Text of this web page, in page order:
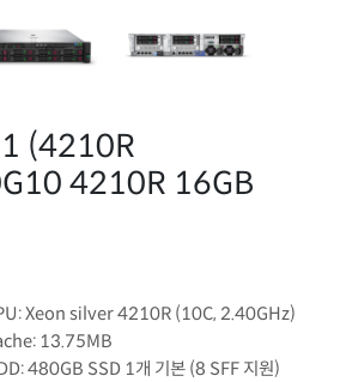
(4210R
4210R 16GB
Xeon silver 4210R (10C, 2.40GHz)
13.75MB
480GB SSD 1개 기본 (8 SFF 지원)